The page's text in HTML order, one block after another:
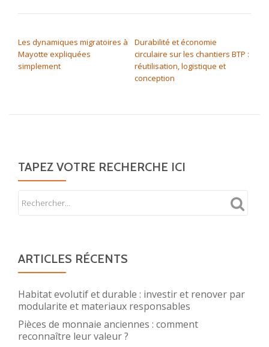
Les dynamiques migratoires à
Mayotte expliquées
simplement
Durabilité et économie
circulaire sur les chantiers BTP :
réutilisation, logistique et
conception
TAPEZ VOTRE RECHERCHE ICI
ARTICLES RÉCENTS
Habitat evolutif et durable : investir et renover par
modularite et materiaux responsables
Pièces de monnaie anciennes : comment
reconnaître leur valeur ?